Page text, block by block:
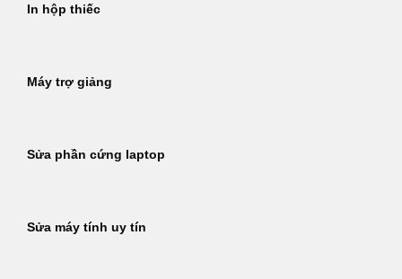
In hộp thiếc
Máy trợ giảng
Sửa phần cứng laptop
Sửa máy tính uy tín